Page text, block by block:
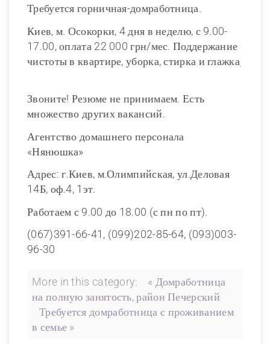
Требуется горничная-домработница.
Киев, м. Осокорки, 4 дня в неделю, с 9.00-
17.00, оплата 22 000 грн/мес. Поддержание
чистоты в квартире, уборка, стирка и глажка.
Звоните! Резюме не принимаем. Есть
множество других вакансий.
Агентство домашнего персонала
«Нянюшка»
Адрес: г.Киев, м.Олимпийская, ул.Деловая
14Б, оф.4, 1эт.
Работаем с 9.00 до 18.00 (с пн по пт).
(067)391-66-41, (099)202-85-64, (093)003-
96-30
More in this category:
« Домработница
на полную занятость, район Печерский
Требуется домработница с проживанием
в семье »